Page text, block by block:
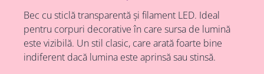
Bec cu sticlă transparentă și filament LED. Ideal
pentru corpuri decorative în care sursa de lumină
este vizibilă. Un stil clasic, care arată foarte bine
indiferent dacă lumina este aprinsă sau stinsă.